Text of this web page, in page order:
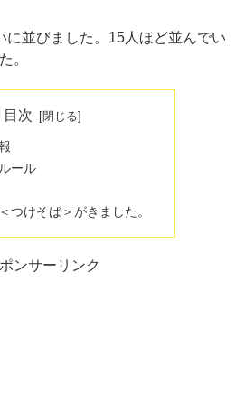
に並びました。15人ほど並んでい
。
目次
ール
つけそば＞がきました。
ンサーリンク